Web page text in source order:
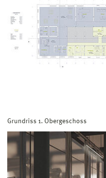
Grundriss 1. Obergeschoss